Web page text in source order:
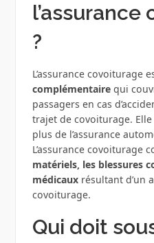
?
L’assurance covoiturage
complémentairequi
passagers en cas
trajet de covoiturage.
plus de l’assurance
L’assurance covoiturage
matériels, les blessures
médicauxrésultant d’un
covoiturage.
Qui doit